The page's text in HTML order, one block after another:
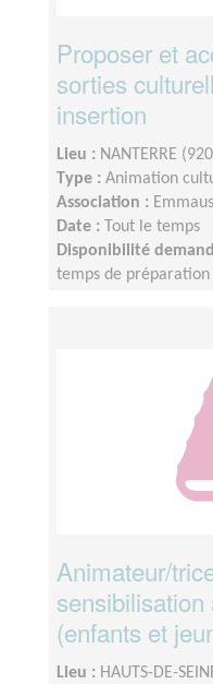
Proposer et
sorties
insertion
Lieu : NANTERRE
Type : Animation
Association :
Date :
Tout le temps
Disponibilité
temps de préparation
Animateur/
(enfants et
Lieu : HAUTS-DE-